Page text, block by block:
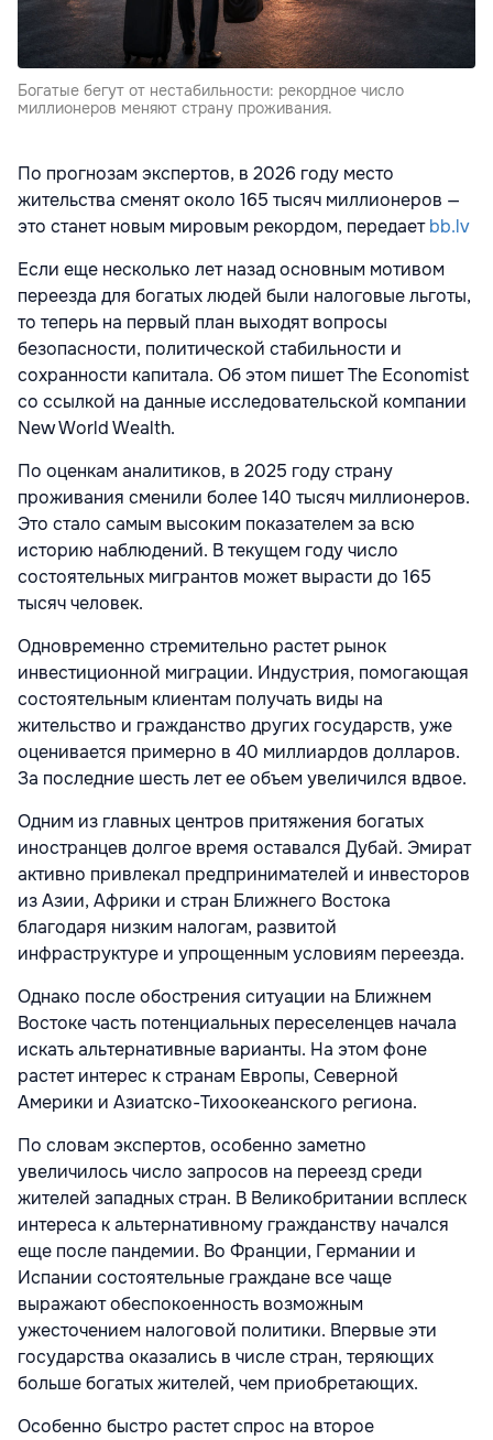
Богатые бегут от нестабильности: рекордное число
миллионеров меняют страну проживания.
По прогнозам экспертов, в 2026 году место
жительства сменят около 165 тысяч миллионеров —
это станет новым мировым рекордом, передаетbb.lv
Если еще несколько лет назад основным мотивом
переезда для богатых людей были налоговые льготы,
то теперь на первый план выходят вопросы
безопасности, политической стабильности и
сохранности капитала. Об этом пишет The Economist
со ссылкой на данные исследовательской компании
New World Wealth.
По оценкам аналитиков, в 2025 году страну
проживания сменили более 140 тысяч миллионеров.
Это стало самым высоким показателем за всю
историю наблюдений. В текущем году число
состоятельных мигрантов может вырасти до 165
тысяч человек.
Одновременно стремительно растет рынок
инвестиционной миграции. Индустрия, помогающая
состоятельным клиентам получать виды на
жительство и гражданство других государств, уже
оценивается примерно в 40 миллиардов долларов.
За последние шесть лет ее объем увеличился вдвое.
Одним из главных центров притяжения богатых
иностранцев долгое время оставался Дубай. Эмират
активно привлекал предпринимателей и инвесторов
из Азии, Африки и стран Ближнего Востока
благодаря низким налогам, развитой
инфраструктуре и упрощенным условиям переезда.
Однако после обострения ситуации на Ближнем
Востоке часть потенциальных переселенцев начала
искать альтернативные варианты. На этом фоне
растет интерес к странам Европы, Северной
Америки и Азиатско-Тихоокеанского региона.
По словам экспертов, особенно заметно
увеличилось число запросов на переезд среди
жителей западных стран. В Великобритании всплеск
интереса к альтернативному гражданству начался
еще после пандемии. Во Франции, Германии и
Испании состоятельные граждане все чаще
выражают обеспокоенность возможным
ужесточением налоговой политики. Впервые эти
государства оказались в числе стран, теряющих
больше богатых жителей, чем приобретающих.
Особенно быстро растет спрос на второе